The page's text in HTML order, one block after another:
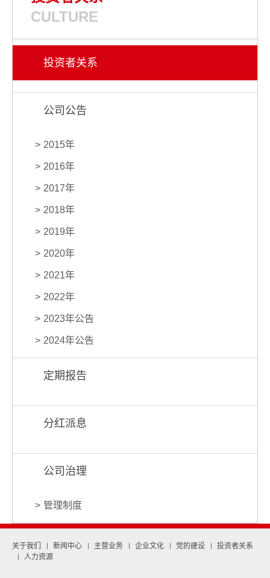
CULTURE
投资者关系
公司公告
2015年
2016年
2017年
2018年
2019年
2020年
2021年
2022年
2023年公告
2024年公告
定期报告
分红派息
公司治理
管理制度
关于我们 新闻中心 主营业务 企业文化 党的建设
投资者关系
人力资源